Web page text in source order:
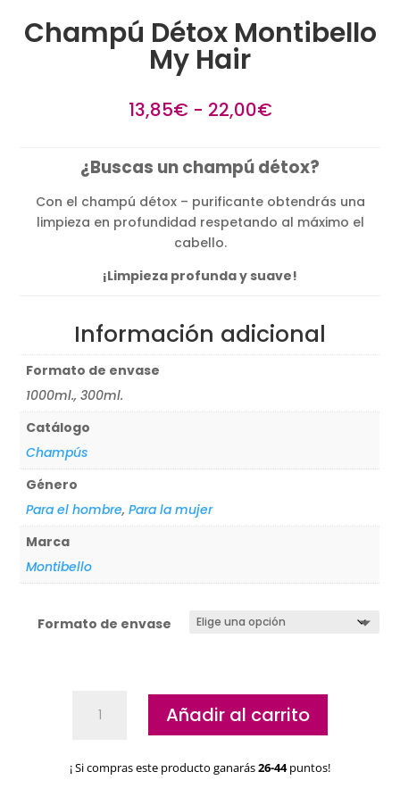
Champú Détox Montibello
My Hair
13,85€ - 22,00€Rango
desde
13,85€
hasta
22,00€
¿Buscas un champú détox?
Con el champú détox – purificante obtendrás una
limpieza en profundidad respetando al máximo el
cabello.
¡Limpieza profunda y suave!
Información adicional
Formato de envase
1000ml., 300ml.
Catálogo
Champús
Género
Para el hombre,Para la mujer
Marca
Montibello
Formato de envase
Détox
My
Añadir al carrito
¡ Si compras este producto ganarás26-44puntos!